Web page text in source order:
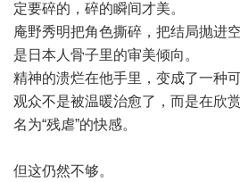
定要碎的，碎的瞬间才美。
庵野秀明把角色撕碎，把结局抛进
是日本人骨子里的审美倾向。
精神的溃烂在他手里，变成了一种
观众不是被温暖治愈了，而是在欣
名为“残虐”的快感。
但这仍然不够。